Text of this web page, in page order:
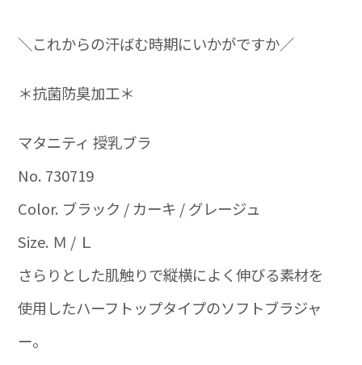
＼これからの汗ばむ時期にいかがですか／
＊抗菌防臭加工＊
マタニティ 授乳ブラ
No. 730719
Color. ブラック / カーキ / グレージュ
Size. Ｍ / Ｌ
さらりとした肌触りで縦横によく伸びる素材を
使用したハーフトップタイプのソフトブラジャ
ー。